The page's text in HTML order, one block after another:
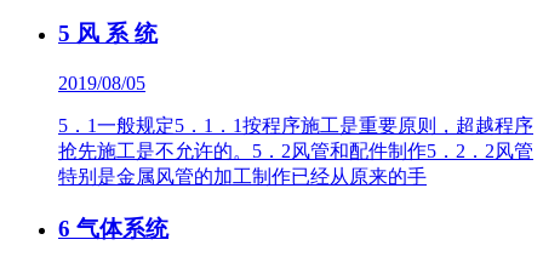
5 风 系 统
2019/08/05
5．1一般规定5．1．1按程序施工是重要原则，超越程序
抢先施工是不允许的。5．2风管和配件制作5．2．2风管
特别是金属风管的加工制作已经从原来的手
6 气体系统